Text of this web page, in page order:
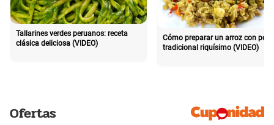
Tallarines verdes peruanos: receta
clásica deliciosa (VIDEO)
Cómo preparar un arroz con pollo
tradicional riquísimo (VIDEO)
Ofertas